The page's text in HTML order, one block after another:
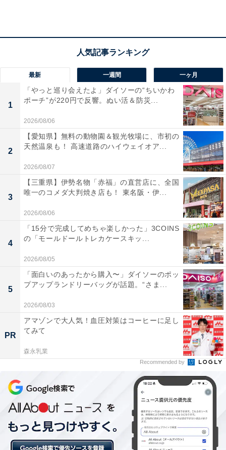
発売される特別なコーヒーの香りで、魔法の世界観を体
験できます。価格は693円（税込、以下同）。
また、同ドリンクに＋385円で、シリコン製オリジナル
スリーブを購入できます。
『ハリー・ポッター』のさまざまなシーンで活躍
するコラボグッズも充実
■「マジカルマグ （ヘドウィグ）」（2200円）
最新 一週間 一ヶ月
1
「やっと巡り会えたよ」ダイソーの“ちいかわ
ポーチ”が220円で反響。ぬい活＆防災...
2026/08/06
2
【愛知県】無料の動物園＆観光牧場に、市初の
天然温泉も！ 高速道路のハイウェイオア...
2026/08/07
3
【三重県】伊勢名物「赤福」の直営店に、全国
唯一のコメダ大判焼き店も！ 東名阪・伊...
2026/08/06
4
「15分で完成してめちゃ楽しかった」3COINS
の「モールドールトレカケースキッ...
2026/08/05
5
「面白いのあったから購入〜」ダイソーのポッ
プアップランドリーバッグが話題。“さま...
2026/08/03
PR
アマゾンで大人気！血圧対策はコーヒーに足し
てみて
森永乳業
Recommended by